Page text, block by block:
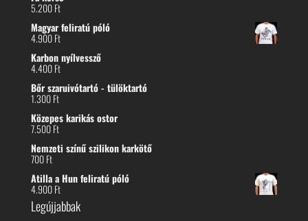
5.200Ft
Magyar feliratú póló
4.900Ft
Karbon nyílvessző
4.400Ft
Bőr szaruivótartó - tülöktartó
1.300Ft
Közepes karikás ostor
7.500Ft
Nemzeti színű szilikon karkötő
700Ft
Atilla a Hun feliratú póló
4.900Ft
Legújjabbak